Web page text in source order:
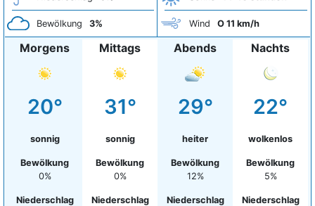
Bewölkung 3% Wind O 11 km/h
Morgens
20°
sonnig
Bewölkung
0%
Niederschlag
Mittags
31°
sonnig
Bewölkung
0%
Niederschlag
Abends
29°
heiter
Bewölkung
12%
Niederschlag
Nachts
22°
wolkenlos
Bewölkung
5%
Niederschlag